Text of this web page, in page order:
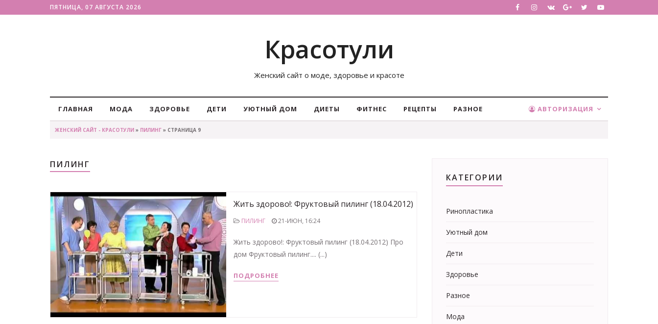
ПЯТНИЦА, 07 АВГУСТА 2026
Красотули
Женский сайт о моде, здоровье и красоте
ГЛАВНАЯ МОДА ЗДОРОВЬЕ ДЕТИ УЮТНЫЙ ДОМ ДИЕТЫ ФИТНЕС РЕЦЕПТЫ РАЗНОЕ АВТОРИЗАЦИЯ
ЖЕНСКИЙ САЙТ - КРАСОТУЛИ » ПИЛИНГ » СТРАНИЦА 9
ПИЛИНГ
Жить здорово!: Фруктовый пилинг (18.04.2012)
ПИЛИНГ 21-ИЮН, 16:24
Жить здорово!: Фруктовый пилинг (18.04.2012) Про
дом Фруктовый пилинг.... (...)
ПОДРОБНЕЕ
КАТЕГОРИИ
Ринопластика
Уютный дом
Дети
Здоровье
Разное
Мода